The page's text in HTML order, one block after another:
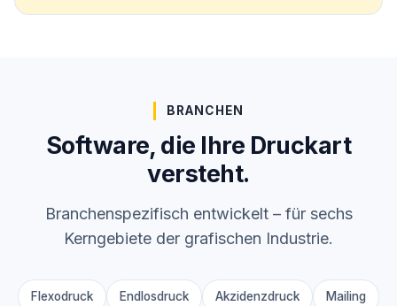
BRANCHEN
Software, die Ihre Druckart
versteht.
Branchenspezifisch entwickelt – für sechs
Kerngebiete der grafischen Industrie.
Flexodruck Endlosdruck Akzidenzdruck Mailing